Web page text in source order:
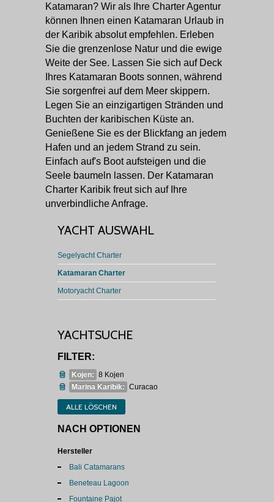
Katamaran? Wir als Ihre Charter Agentur
können Ihnen einen Katamaran Urlaub in
der Karibik absolut empfehlen. Erleben
Sie die grenzenlose Natur und die ewige
Weite der See. Lassen Sie sich auf Deck
Ihres Katamaran Boots sonnen, während
Sie sorgenfrei auf dem Meer skippern.
Legen Sie an einzigartigen Stränden und
Buchten der karibischen Küste an.
Genießene Sie es der Blickfang an jedem
Hafen und an jedem Strand zu sein.
Einfach auf's Boot aufsteigen und die
Seele baumeln lassen. Der Katamaran
Charter Karibik freut sich auf Ihre
unverbindliche Anfrage.
YACHT AUSWAHL
Segelyacht Charter
Katamaran Charter
Motoryacht Charter
YACHTSUCHE
FILTER:
Kojen: 8 Kojen
Marina Karibik: Curacao
ALLE LÖSCHEN
NACH OPTIONEN
Hersteller
Bali Catamarans
Beneteau Lagoon
Fountaine Pajot